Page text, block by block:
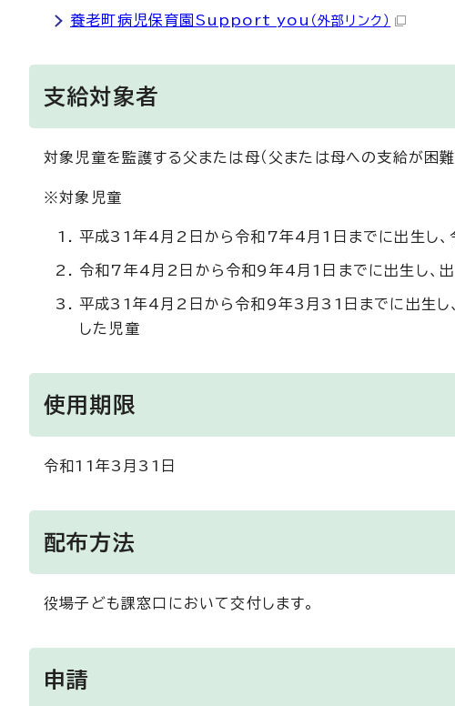
養老町病児保育園Support you （外部リンク）
支給対象者
対象児童を監護する父または母（父または母への支給が困
※対象児童
平成31年4月2日から令和7年4月1日までに出生し
令和7年4月2日から令和9年4月1日までに出生し、
平成31年4月2日から令和9年3月31日までに出生し
した児童
使用期限
令和11年3月31日
配布方法
役場子ども課窓口において交付します。
申請